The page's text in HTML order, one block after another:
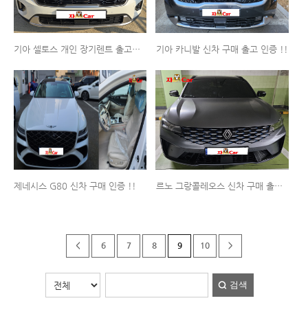
기아 셀토스 개인 장기렌트 출고인증 !! 기아 카니발 신차 구매 출고 인증 !!
제네시스 G80 신차 구매 인증 !! 르노 그랑콜레오스 신차 구매 출고 인증 !!
< 6 7 8 9 10 >
검색